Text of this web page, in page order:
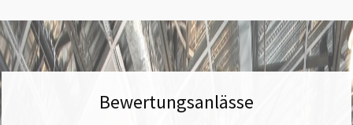
Bewertungsanlässe